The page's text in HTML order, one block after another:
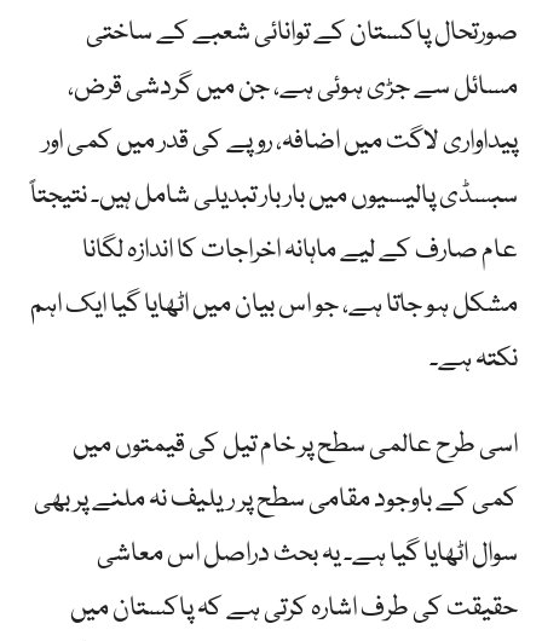
صورتحال پاکستان کے توانائی شعبے کے ساختی
مسائل سے جڑی ہوئی ہے، جن میں گردشی قرض،
پیداواری لاگت میں اضافہ، روپے کی قدر میں کمی اور
سبسڈی پالیسیوں میں بار بار تبدیلی شامل ہیں۔ نتیجتاً
عام صارف کے لیے ماہانہ اخراجات کا اندازہ لگانا
مشکل ہو جاتا ہے، جو اس بیان میں اٹھایا گیا ایک اہم
نکتہ ہے۔
اسی طرح عالمی سطح پر خام تیل کی قیمتوں میں
کمی کے باوجود مقامی سطح پر ریلیف نہ ملنے پر بھی
سوال اٹھایا گیا ہے۔ یہ بحث دراصل اس معاشی
حقیقت کی طرف اشارہ کرتی ہے کہ پاکستان میں